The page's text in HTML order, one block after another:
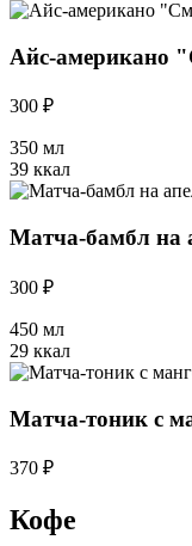
Айс-американо
300 ₽
350 мл
39 ккал
Матча-бамбл на
300 ₽
450 мл
29 ккал
Матча-тоник с
370 ₽
Кофе